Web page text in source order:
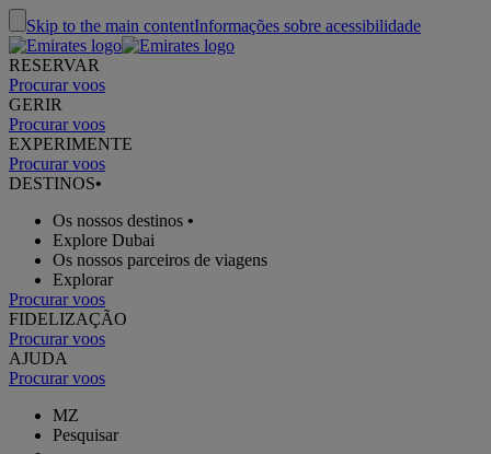
Skip to the main contentInformações sobre acessibilidade
RESERVAR
Procurar voos
GERIR
Procurar voos
EXPERIMENTE
Procurar voos
DESTINOS•
Os nossos destinos •
Explore Dubai
Os nossos parceiros de viagens
Explorar
Procurar voos
FIDELIZAÇÃO
Procurar voos
AJUDA
Procurar voos
MZ
Pesquisar